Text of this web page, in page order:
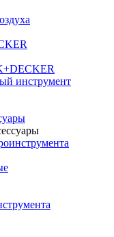
инструмент